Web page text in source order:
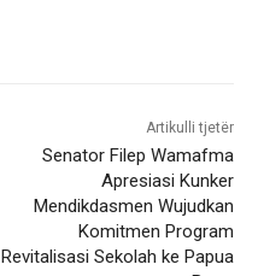
Artikulli tjetër
Senator Filep Wamafma
Apresiasi Kunker
Mendikdasmen Wujudkan
Komitmen Program
Revitalisasi Sekolah ke Papua